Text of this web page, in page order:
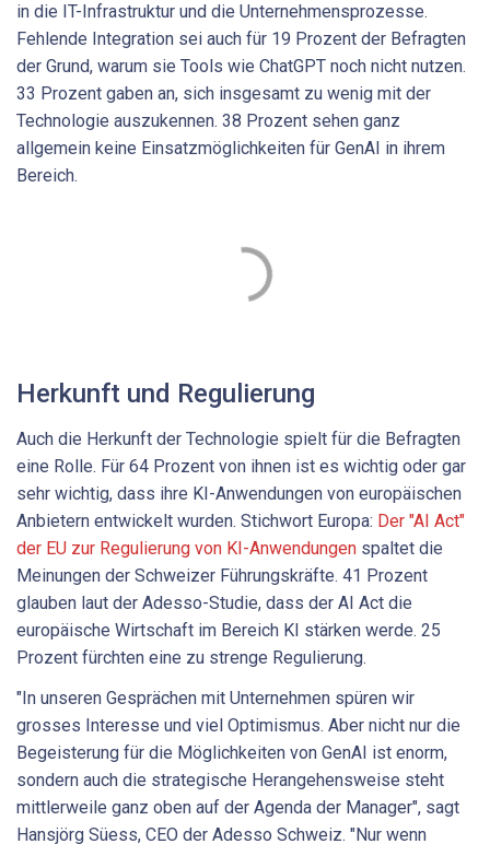
in die IT-Infrastruktur und die Unternehmensprozesse.
Fehlende Integration sei auch für 19 Prozent der Befragten
der Grund, warum sie Tools wie ChatGPT noch nicht nutzen.
33 Prozent gaben an, sich insgesamt zu wenig mit der
Technologie auszukennen. 38 Prozent sehen ganz
allgemein keine Einsatzmöglichkeiten für GenAI in ihrem
Bereich.
Herkunft und Regulierung
Auch die Herkunft der Technologie spielt für die Befragten
eine Rolle. Für 64 Prozent von ihnen ist es wichtig oder gar
sehr wichtig, dass ihre KI-Anwendungen von europäischen
Anbietern entwickelt wurden. Stichwort Europa: Der "AI Act"
der EU zur Regulierung von KI-Anwendungen spaltet die
Meinungen der Schweizer Führungskräfte. 41 Prozent
glauben laut der Adesso-Studie, dass der AI Act die
europäische Wirtschaft im Bereich KI stärken werde. 25
Prozent fürchten eine zu strenge Regulierung.
"In unseren Gesprächen mit Unternehmen spüren wir
grosses Interesse und viel Optimismus. Aber nicht nur die
Begeisterung für die Möglichkeiten von GenAI ist enorm,
sondern auch die strategische Herangehensweise steht
mittlerweile ganz oben auf der Agenda der Manager", sagt
Hansjörg Süess, CEO der Adesso Schweiz. "Nur wenn